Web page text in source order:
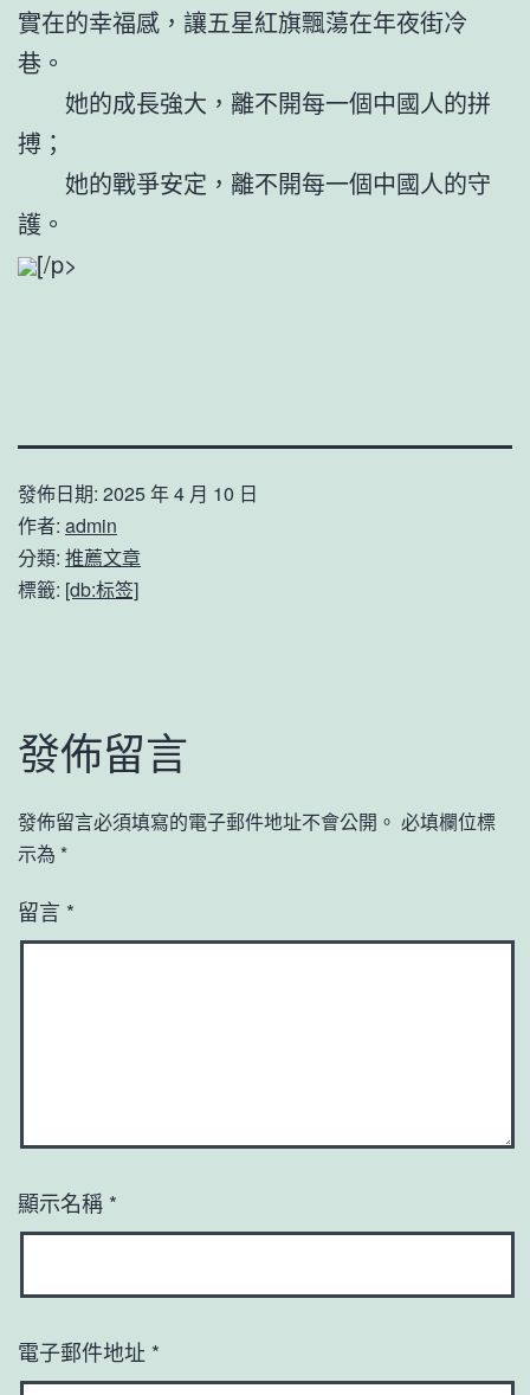
實在的幸福感，讓五星紅旗飄蕩在年夜街冷
巷。
她的成長強大，離不開每一個中國人的拼
搏；
她的戰爭安定，離不開每一個中國人的守
護。
[/p>
發佈日期: 2025 年 4 月 10 日
作者: admin
分類: 推薦文章
標籤: [db:标签]
發佈留言
發佈留言必須填寫的電子郵件地址不會公開。 必填欄位標
示為 *
留言 *
顯示名稱 *
電子郵件地址 *